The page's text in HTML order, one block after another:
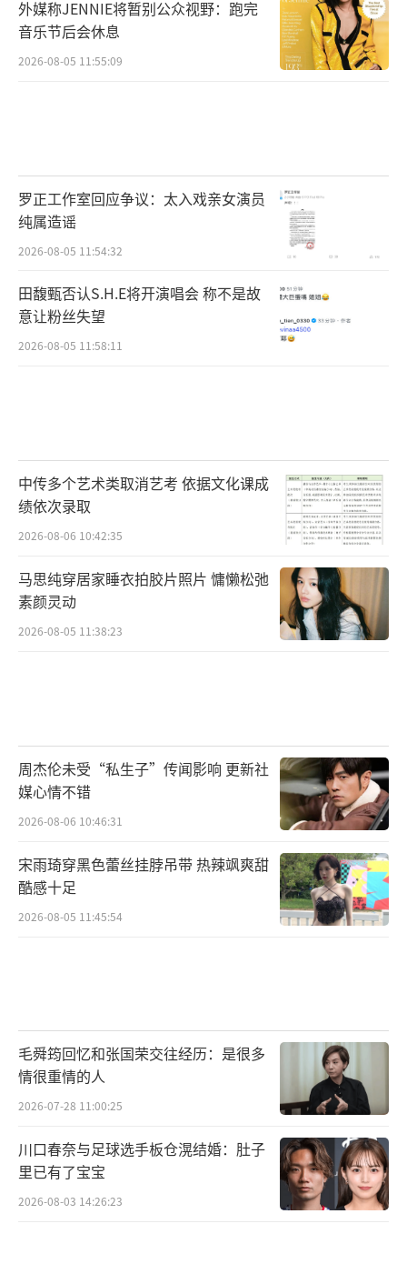
外媒称JENNIE将暂别公众视野：跑完
音乐节后会休息
2026-08-05 11:55:09
罗正工作室回应争议：太入戏亲女演员
纯属造谣
2026-08-05 11:54:32
田馥甄否认S.H.E将开演唱会 称不是故
意让粉丝失望
2026-08-05 11:58:11
中传多个艺术类取消艺考 依据文化课成
绩依次录取
2026-08-06 10:42:35
马思纯穿居家睡衣拍胶片照片 慵懒松弛
素颜灵动
2026-08-05 11:38:23
周杰伦未受“私生子”传闻影响 更新社
媒心情不错
2026-08-06 10:46:31
宋雨琦穿黑色蕾丝挂脖吊带 热辣飒爽甜
酷感十足
2026-08-05 11:45:54
毛舜筠回忆和张国荣交往经历：是很多
情很重情的人
2026-07-28 11:00:25
川口春奈与足球选手板仓滉结婚：肚子
里已有了宝宝
2026-08-03 14:26:23